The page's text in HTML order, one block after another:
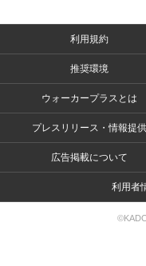
利用規約
推奨環境
ウォーカープラスとは
プレスリリース・情報提供
広告掲載について
利用者